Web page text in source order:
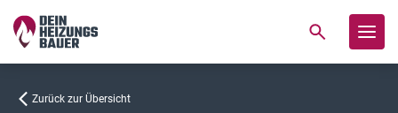
Zurück zur Übersicht